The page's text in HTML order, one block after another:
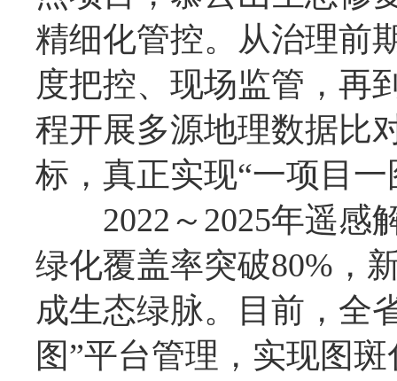
精细化管控。从治理前
度把控、现场监管，再
程开展多源地理数据比
标，真正实现“一项目
2022～2025年遥感
绿化覆盖率突破80%，
成生态绿脉。目前，全
图”平台管理，实现图